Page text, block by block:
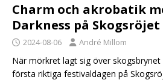
Charm och akrobatik
Darkness på Skogsröjet
2024-08-06 André Millom
När mörkret lagt sig över skogsbrynet
första riktiga festivaldagen på